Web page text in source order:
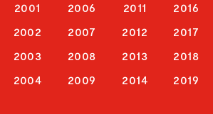
2001
2002
2003
2004
2006
2007
2008
2009
2011
2012
2013
2014
2016
2017
2018
2019